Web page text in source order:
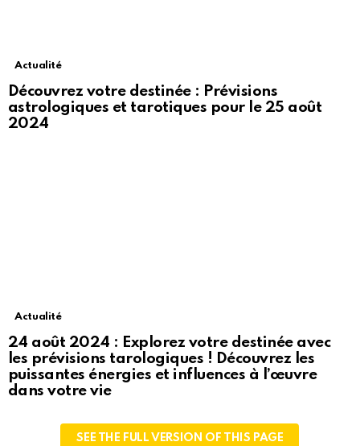
Actualité
Découvrez votre destinée : Prévisions
astrologiques et tarotiques pour le 25 août
2024
Actualité
24 août 2024 : Explorez votre destinée avec
les prévisions tarologiques ! Découvrez les
puissantes énergies et influences à l’œuvre
dans votre vie
SEE THE FULL VERSION OF THIS PAGE